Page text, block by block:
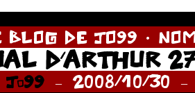
BLOG DE JO99
D’ARTHUR
Jo99 2008/10/30